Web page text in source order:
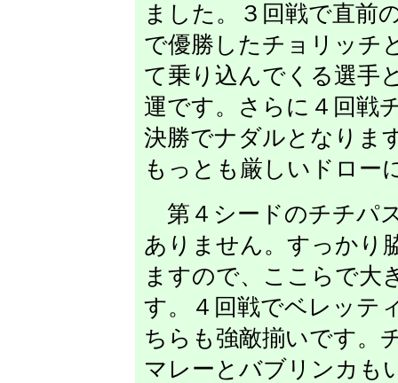
ました。３回戦で直前
で優勝したチョリッチ
て乗り込んでくる選手
運です。さらに４回戦
決勝でナダルとなりま
もっとも厳しいドロー
第４シードのチチパ
ありません。すっかり
ますので、ここらで大
す。４回戦でベレッテ
ちらも強敵揃いです。
マレーとバブリンカも